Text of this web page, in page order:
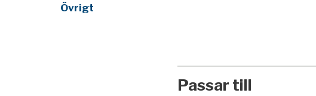
Övrigt
Passar till